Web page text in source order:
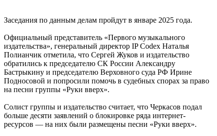
Заседания по данным делам пройдут в январе 2025 года.
Официальный представитель «Первого музыкального
издательства», генеральный директор IP Codex Наталья
Полианчик отметила, что Сергей Жуков и издательство
обратились к председателю СК России Александру
Бастрыкину и председателю Верховного суда РФ Ирине
Подносовой и попросили помочь в судебных спорах за право
на песни группы «Руки вверх».
Солист группы и издательство считает, что Черкасов подал
больше десяти заявлений о блокировке ряда интернет-
ресурсов — на них были размещены песни «Руки вверх».